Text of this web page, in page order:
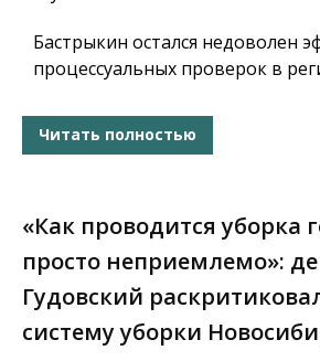
Бастрыкин остался недоволен
процессуальных проверок в
Читать полностью
«Как проводится уборка
просто неприемлемо»:
Гудовский
систему уборки